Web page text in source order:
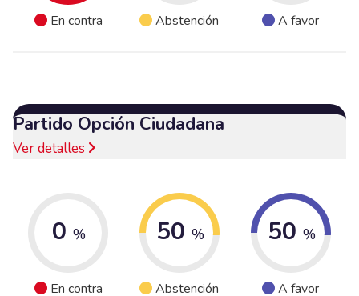
En contra Abstención A favor
Partido Opción Ciudadana
Ver detalles
0 %
En contra
50 %
Abstención
50 %
A favor